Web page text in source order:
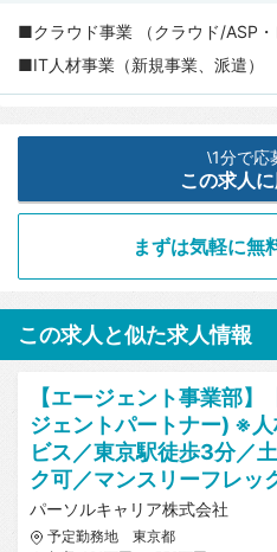
■クラウド事業 （クラウド/ASP・
■IT人材事業（新規事業、派遣）
まずは気軽に無
\1分で応
この求人
この求人と似た求人情報
【エージェント事業部
ジェントパートナー) ※
ビス／東京駅徒歩3分／
ク可／マンスリーフレッ
パーソルキャリア株式会社
予定勤務地 東京都